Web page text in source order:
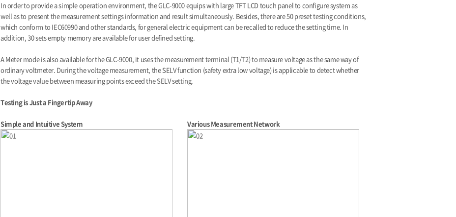
In order to provide a simple operation environment, the GLC-9000 equips with large TFT LCD touch panel to configure system as
well as to present the measurement settings information and result simultaneously. Besides, there are 50 preset testing conditions,
which conform to IEC60990 and other standards, for general electric equipment can be recalled to reduce the setting time. In
addition, 30 sets empty memory are available for user defined setting.
A Meter mode is also available for the GLC-9000, it uses the measurement terminal (T1/T2) to measure voltage as the same way of
ordinary voltmeter. During the voltage measurement, the SELV function (safety extra low voltage) is applicable to detect whether
the voltage value between measuring points exceed the SELV setting.
Testing is Just a Fingertip Away
Simple and Intuitive System Various Measurement Network